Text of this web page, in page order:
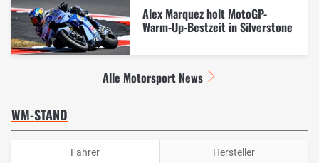
Alex Marquez holt MotoGP-
Warm-Up-Bestzeit in Silverstone
Alle Motorsport News
WM-STAND
Fahrer Hersteller